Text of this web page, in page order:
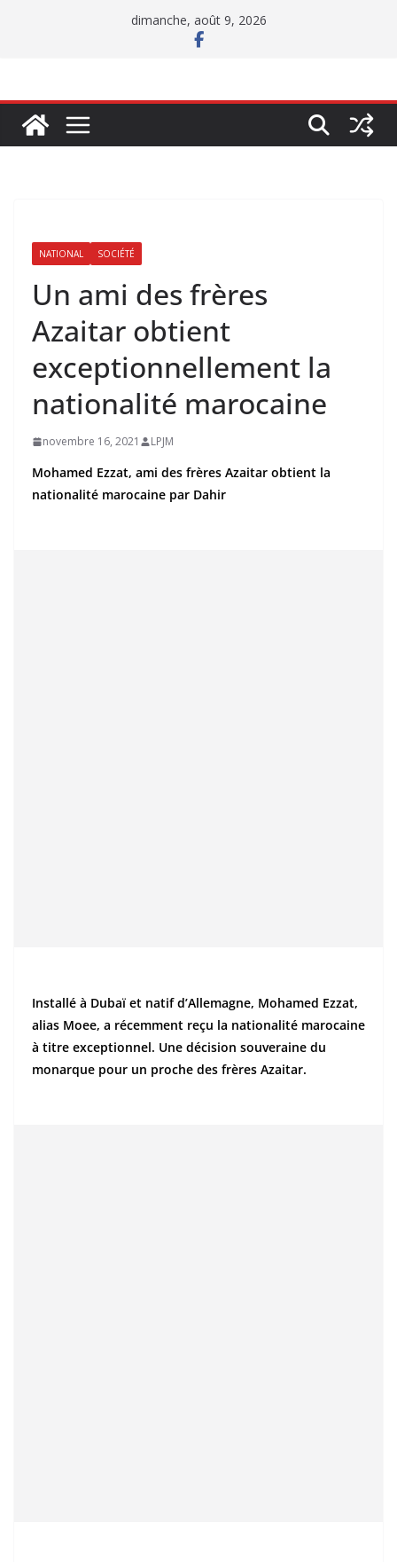
dimanche, août 9, 2026
NATIONAL SOCIÉTÉ
Un ami des frères
Azaitar obtient
exceptionnellement la
nationalité marocaine
novembre 16, 2021 LPJM
Mohamed Ezzat, ami des frères Azaitar obtient la
nationalité marocaine par Dahir
Installé à Dubaï et natif d’Allemagne, Mohamed Ezzat,
alias Moee, a récemment reçu la nationalité marocaine
à titre exceptionnel. Une décision souveraine du
monarque pour un proche des frères Azaitar.